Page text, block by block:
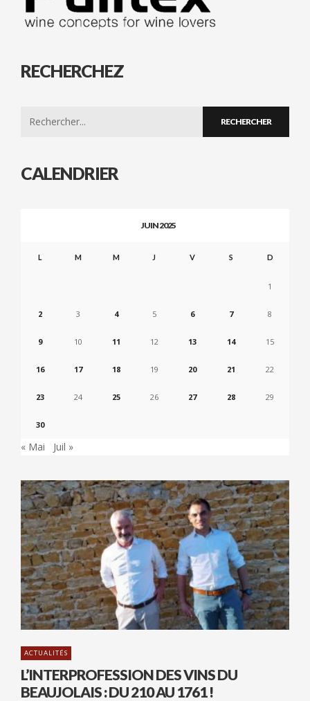
RECHERCHEZ
CALENDRIER
JUIN 2025
L M M J V S D
1
2 3 4 5 6 7 8
9 10 11 12 13 14 15
16 17 18 19 20 21 22
23 24 25 26 27 28 29
30
« Mai Juil »
ACTUALITÉS
L’INTERPROFESSION DES VINS DU
BEAUJOLAIS : DU 210 AU 1761 !